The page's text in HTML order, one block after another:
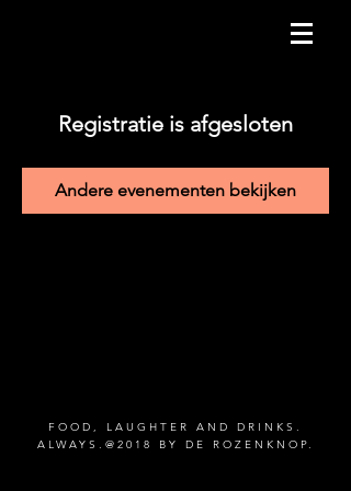
Registratie is afgesloten
Andere evenementen bekijken
FOOD, LAUGHTER AND DRINKS.
ALWAYS.@2018 BY DE ROZENKNOP.